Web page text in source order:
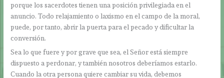
porque los sacerdotes tienen una posición privilegiada en el
anuncio. Todo relajamiento o laxismo en el campo de la moral,
puede, por tanto, abrir la puerta para el pecado y dificultar la
conversión.
Sea lo que fuere y por grave que sea, el Señor está siempre
dispuesto a perdonar, y también nosotros deberíamos estarlo.
Cuando la otra persona quiere cambiar su vida, debemos